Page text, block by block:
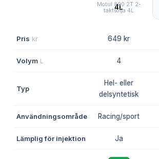
Motul 800 2T 2-
taktsolja 4L
Pris kr 649 kr
Volym L 4
Typ
Hel- eller
delsyntetisk
Användningsområde Racing/sport
Lämplig för injektion Ja